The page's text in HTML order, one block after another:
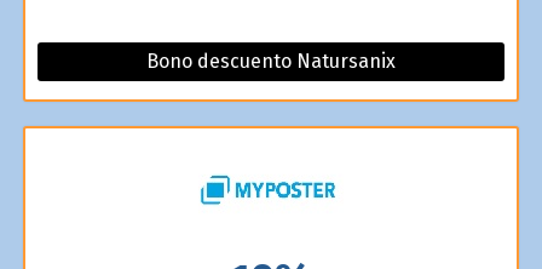
Bono descuento Natursanix